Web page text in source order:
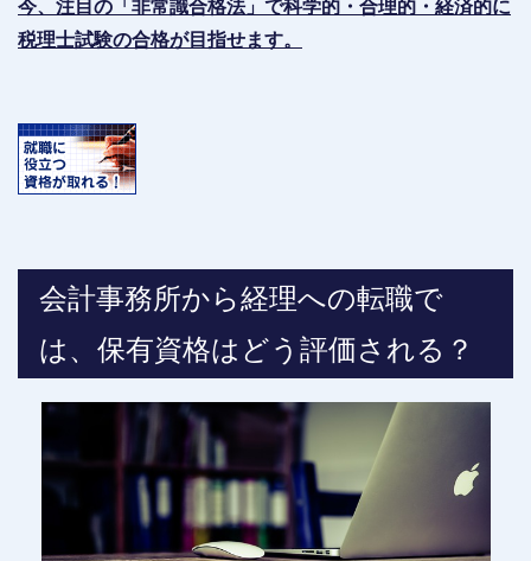
今、注目の「非常識合格法」で科学的・合理的・経済的に
税理士試験の合格が目指せます。
会計事務所から経理への転職で
は、保有資格はどう評価される？